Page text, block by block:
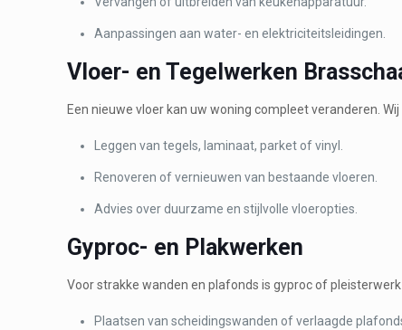
Aanpassingen aan water- en elektriciteitsleidingen.
Vloer- en Tegelwerken
Een nieuwe vloer kan uw woning compleet veranderen. Wij
Leggen van tegels, laminaat, parket of vinyl.
Renoveren of vernieuwen van bestaande vloeren.
Advies over duurzame en stijlvolle vloeropties.
Gyproc- en Plakwerken
Voor strakke wanden en plafonds is gyproc of
Plaatsen van scheidingswanden of verlaagde